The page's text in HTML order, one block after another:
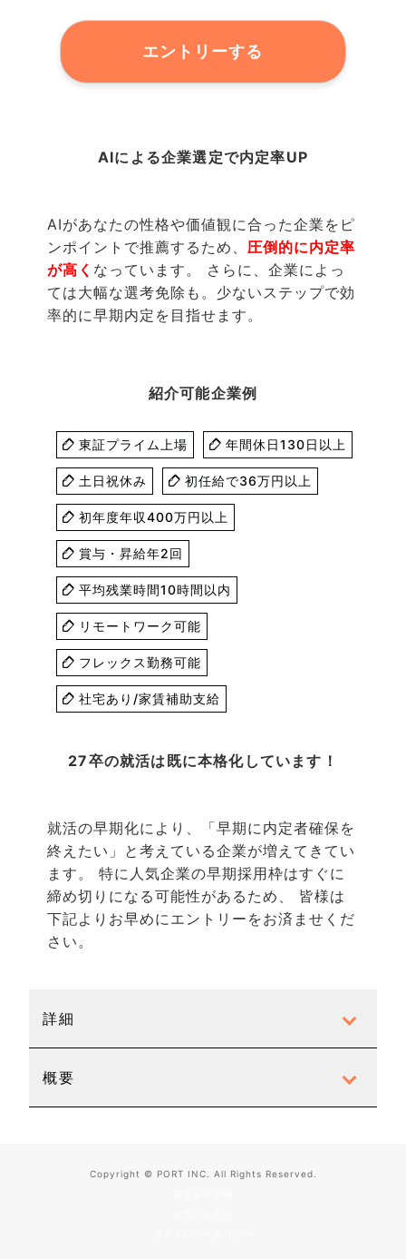
エントリーする
AIによる企業選定で内定率UP
AIがあなたの性格や価値観に合った企業をピ
ンポイントで推薦するため、 圧倒的に内定率
が高く なっています。 さらに、企業によっ
ては大幅な選考免除も。少ないステップで効
率的に早期内定を目指せます。
紹介可能企業例
東証プライム上場 年間休日130日以上
土日祝休み 初任給で36万円以上
初年度年収400万円以上
賞与・昇給年2回
平均残業時間10時間以内
リモートワーク可能
フレックス勤務可能
社宅あり/家賃補助支給
27卒の就活は既に本格化しています！
就活の早期化により、「早期に内定者確保を
終えたい」と考えている企業が増えてきてい
ます。 特に人気企業の早期採用枠はすぐに
締め切りになる可能性があるため、 皆様は
下記よりお早めにエントリーをお済ませくだ
さい。
詳細
概要
Copyright © PORT INC. All Rights Reserved.